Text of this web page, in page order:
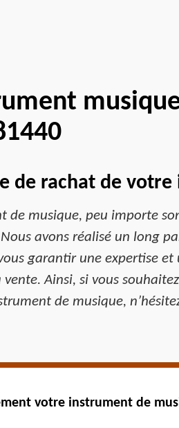
de rachat de
musique, peu importe
avons réalisé un long
garantir une expertise
Ainsi, si vous
de musique,
votre instrument de